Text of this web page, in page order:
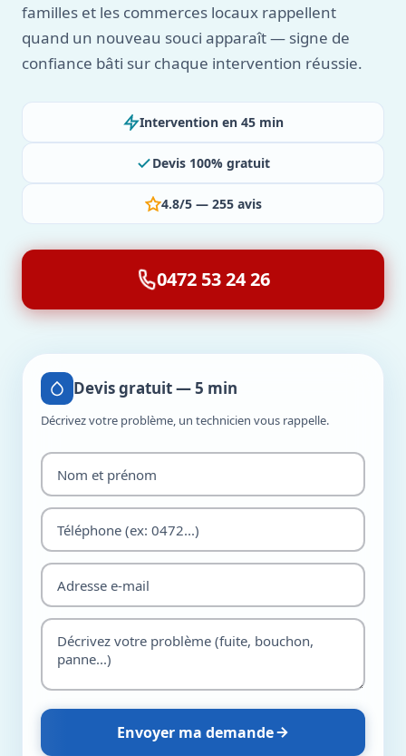
familles et les commerces locaux rappellent
quand un nouveau souci apparaît — signe de
confiance bâti sur chaque intervention réussie.
Intervention en 45 min
Devis 100% gratuit
4.8/5 — 255 avis
0472 53 24 26
Devis gratuit — 5 min
Décrivez votre problème, un technicien vous rappelle.
Envoyer ma demande